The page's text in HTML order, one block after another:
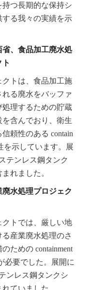
つ長期的な保持シ
する我々の実績を示
省、食品加工廃水処
クトは、食品加工施
る廃水をバッファ
処理するための貯蔵
を含んでおり、衛生
頼性のある contain
を示しています。展
テンレス鋼タンク
れました。
廃水処理プロジェク
クトでは、厳しい地
産業廃水処理のさ
ための containment
必要でした。展開に
ンレス鋼タンクシ
ていました。